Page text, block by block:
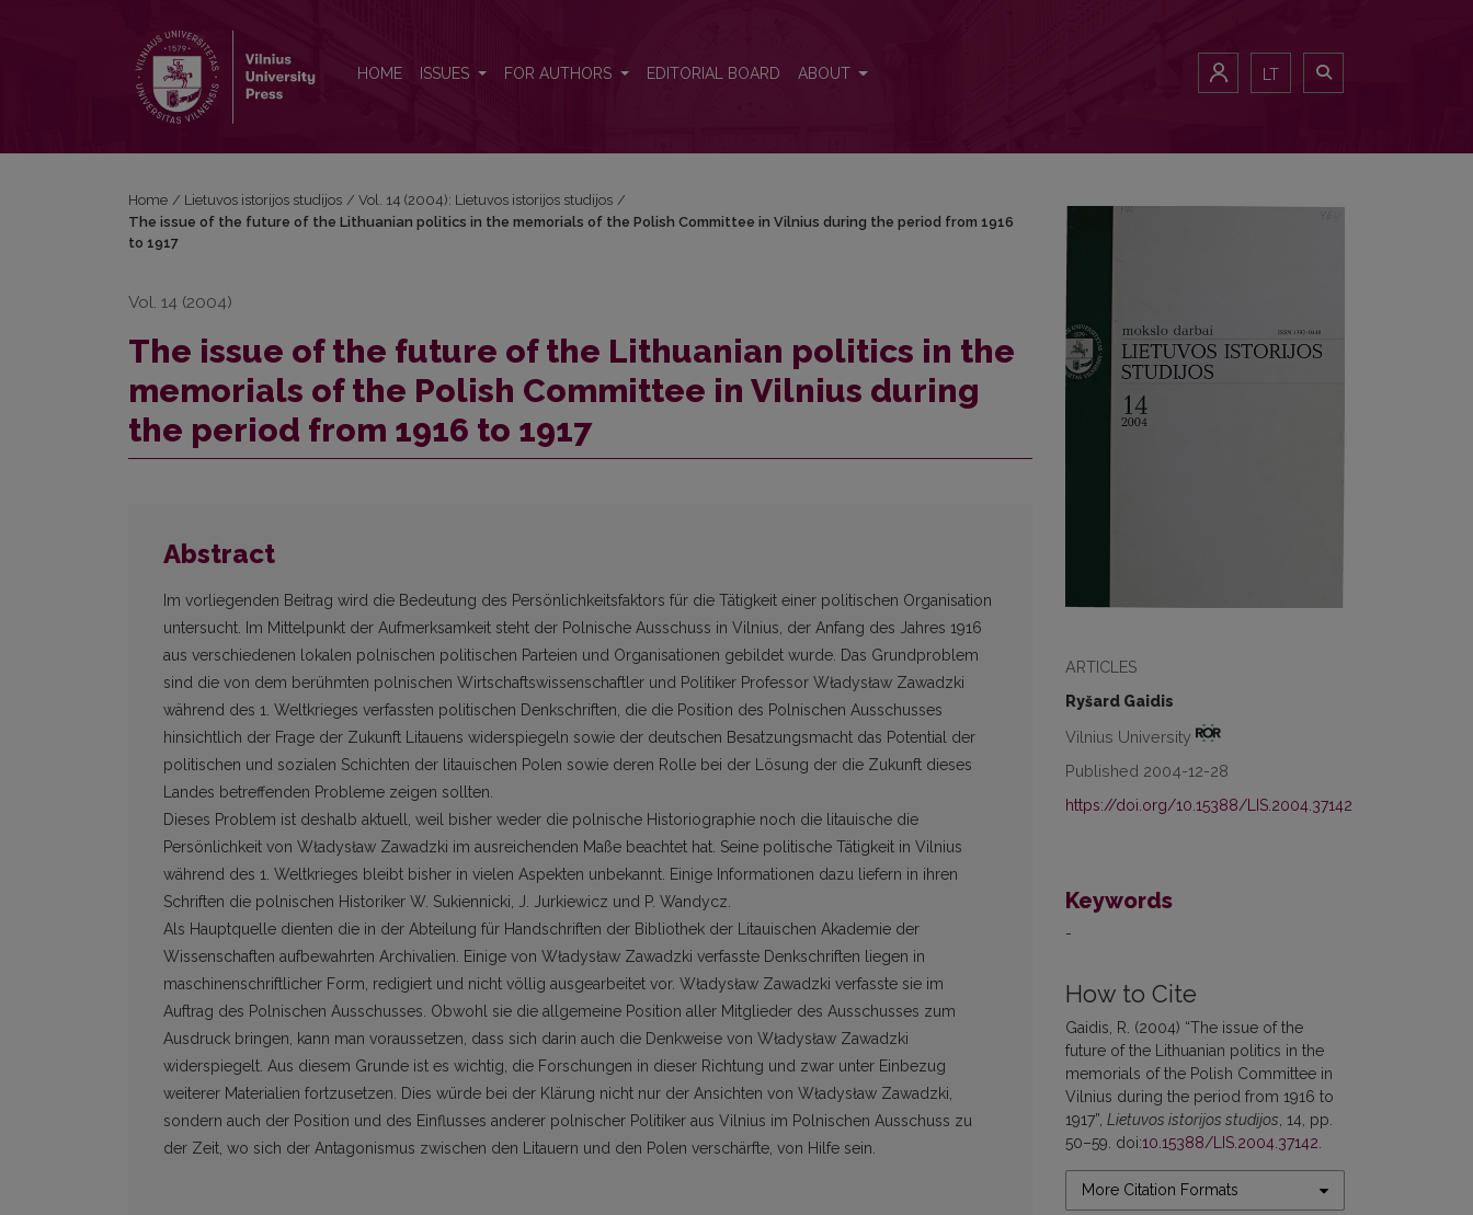
HOME ISSUES FOR AUTHORS EDITORIAL BOARD ABOUT LT
ARTICLES
Ryšard Gaidis
Vilnius University
Published 2004-12-28
https://doi.org/10.15388/LIS.2004.37142
Keywords
-
How to Cite
Gaidis, R. (2004) “The issue of the
future of the Lithuanian politics in the
memorials of the Polish Committee in
Vilnius during the period from 1916 to
1917”, Lietuvos istorijos studijos, 14, pp.
50–59. doi:10.15388/LIS.2004.37142.
More Citation Formats
Home / Lietuvos istorijos studijos / Vol. 14 (2004): Lietuvos istorijos studijos /
The issue of the future of the Lithuanian politics in the memorials of the Polish Committee in Vilnius during the period from 1916
to 1917
Vol. 14 (2004)
The issue of the future of the Lithuanian politics in the
memorials of the Polish Committee in Vilnius during
the period from 1916 to 1917
Abstract
Im vorliegenden Beitrag wird die Bedeutung des Persönlichkeitsfaktors für die Tätigkeit einer politischen Organisation
untersucht. Im Mittelpunkt der Aufmerksamkeit steht der Polnische Ausschuss in Vilnius, der Anfang des Jahres 1916
aus verschiedenen lokalen polnischen politischen Parteien und Organisationen gebildet wurde. Das Grundproblem
sind die von dem berühmten polnischen Wirtschaftswissenschaftler und Politiker Professor Władysław Zawadzki
während des 1. Weltkrieges verfassten politischen Denkschriften, die die Position des Polnischen Ausschusses
hinsichtlich der Frage der Zukunft Litauens widerspiegeln sowie der deutschen Besatzungsmacht das Potential der
politischen und sozialen Schichten der litauischen Polen sowie deren Rolle bei der Lösung der die Zukunft dieses
Landes betreffenden Probleme zeigen sollten.
Dieses Problem ist deshalb aktuell, weil bisher weder die polnische Historiographie noch die litauische die
Persönlichkeit von Władysław Zawadzki im ausreichenden Maße beachtet hat. Seine politische Tätigkeit in Vilnius
während des 1. Weltkrieges bleibt bisher in vielen Aspekten unbekannt. Einige Informationen dazu liefern in ihren
Schriften die polnischen Historiker W. Sukiennicki, J. Jurkiewicz und P. Wandycz.
Als Hauptquelle dienten die in der Abteilung für Handschriften der Bibliothek der Litauischen Akademie der
Wissenschaften aufbewahrten Archivalien. Einige von Władysław Zawadzki verfasste Denkschriften liegen in
maschinenschriftlicher Form, redigiert und nicht völlig ausgearbeitet vor. Władysław Zawadzki verfasste sie im
Auftrag des Polnischen Ausschusses. Obwohl sie die allgemeine Position aller Mitglieder des Ausschusses zum
Ausdruck bringen, kann man voraussetzen, dass sich darin auch die Denkweise von Władysław Zawadzki
widerspiegelt. Aus diesem Grunde ist es wichtig, die Forschungen in dieser Richtung und zwar unter Einbezug
weiterer Materialien fortzusetzen. Dies würde bei der Klärung nicht nur der Ansichten von Władysław Zawadzki,
sondern auch der Position und des Einflusses anderer polnischer Politiker aus Vilnius im Polnischen Ausschuss zu
der Zeit, wo sich der Antagonismus zwischen den Litauern und den Polen verschärfte, von Hilfe sein.